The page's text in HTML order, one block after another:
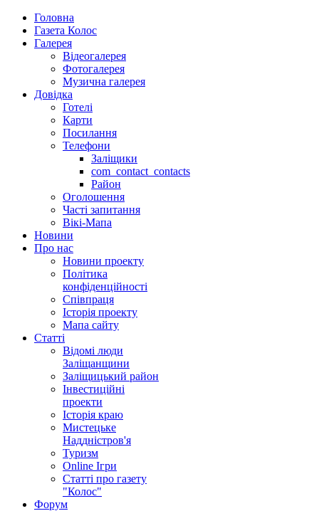
Головна
Газета Колос
Галерея
Відеогалерея
Фотогалерея
Музична галерея
Довідка
Готелі
Карти
Посилання
Телефони
Заліщики
com_contact_contacts
Район
Оголошення
Часті запитання
Вікі-Мапа
Новини
Про нас
Новини проекту
Політика
конфіденційності
Співпраця
Історія проекту
Мапа сайту
Статті
Відомі люди
Заліщанщини
Заліщицький район
Інвестиційні
проекти
Історія краю
Мистецьке
Наддністров'я
Туризм
Online Ігри
Статті про газету
"Колос"
Форум